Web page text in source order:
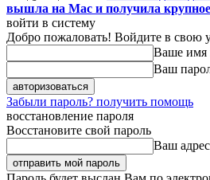
вышла на Mac и получила
войти в систему
Добро пожаловать! Войдите в свою
Ваше имя
Ваш
Забыли пароль? получить помощь
восстановление пароля
Восстановите свой пароль
Ваш